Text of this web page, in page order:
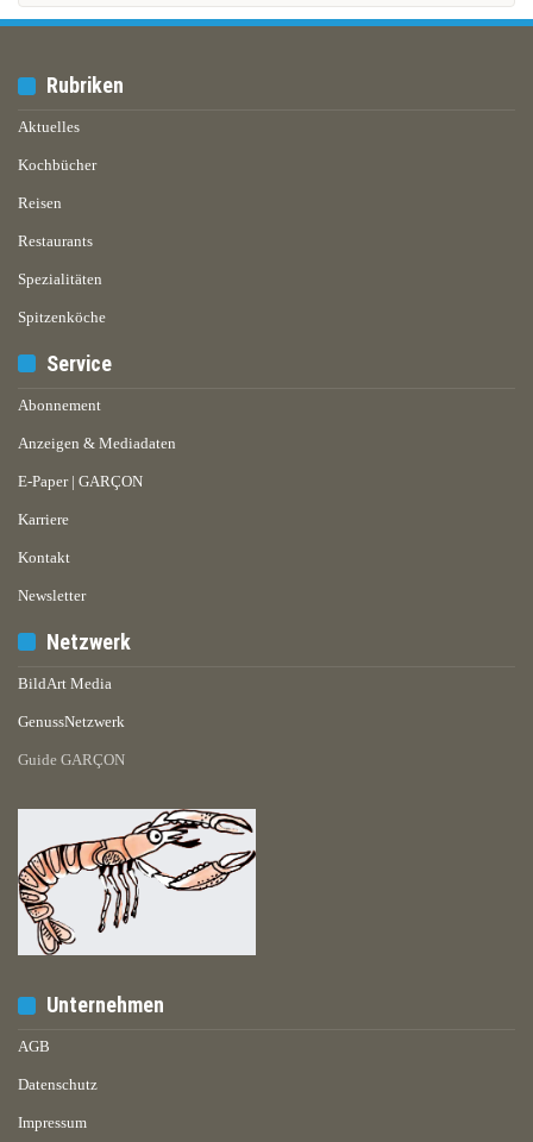
Rubriken
Aktuelles
Kochbücher
Reisen
Restaurants
Spezialitäten
Spitzenköche
Service
Abonnement
Anzeigen & Mediadaten
E-Paper | GARÇON
Karriere
Kontakt
Newsletter
Netzwerk
BildArt Media
GenussNetzwerk
Guide GARÇON
Unternehmen
AGB
Datenschutz
Impressum